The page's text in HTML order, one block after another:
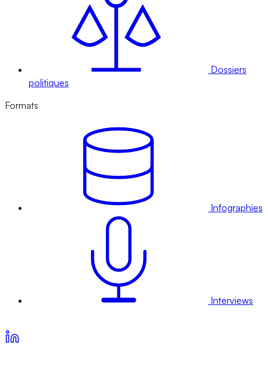
Dossiers
politiques
Formats
Infographies
Interviews